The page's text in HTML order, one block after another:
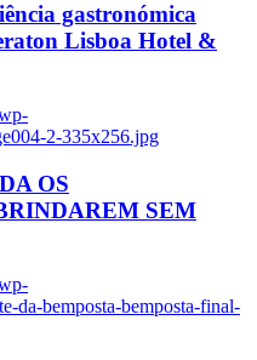
gastronómica
Lisboa Hotel &
2-335x256.jpg
OS
SEM
da-bemposta-bemposta-final-